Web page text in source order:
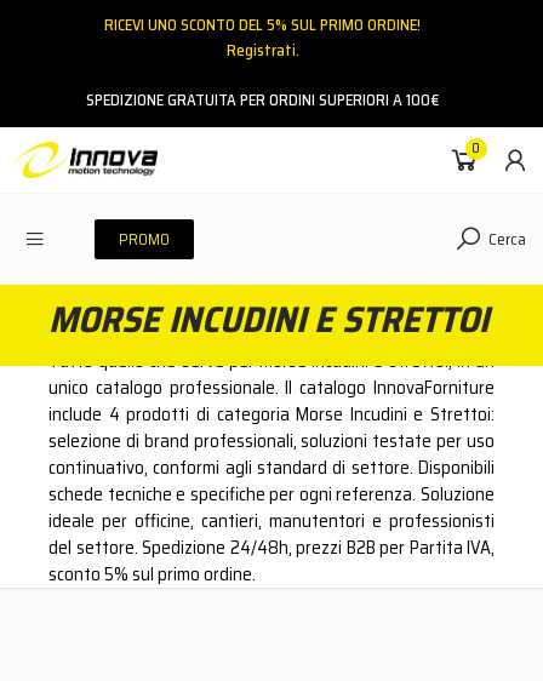
RICEVI UNO SCONTO DEL 5% SUL PRIMO ORDINE!
Registrati.
SPEDIZIONE GRATUITA PER ORDINI SUPERIORI A 100€
0
PROMO Cerca
MORSE INCUDINI E STRETTOI
Tutto quello che serve per morse incudini e strettoi, in un
unico catalogo professionale. Il catalogo InnovaForniture
include 4 prodotti di categoria Morse Incudini e Strettoi:
selezione di brand professionali, soluzioni testate per uso
continuativo, conformi agli standard di settore. Disponibili
schede tecniche e specifiche per ogni referenza. Soluzione
ideale per officine, cantieri, manutentori e professionisti
del settore. Spedizione 24/48h, prezzi B2B per Partita IVA,
sconto 5% sul primo ordine.
ACCEDI
Hai dimenticato la password?
NESSUN ACCOUNT CREA UN NUOVO ACCOUNT
Contattaci